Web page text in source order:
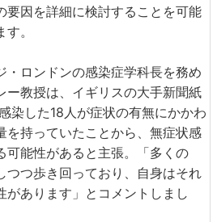
要因を詳細に検討することを可能
。
・ロンドンの感染症学科長を務め
ー教授は、イギリスの大手新聞紙
染した18人が症状の有無にかかわ
を持っていたことから、無症状感
可能性があると主張。「多くの
つつ歩き回っており、自身はそれ
があります」とコメントしまし